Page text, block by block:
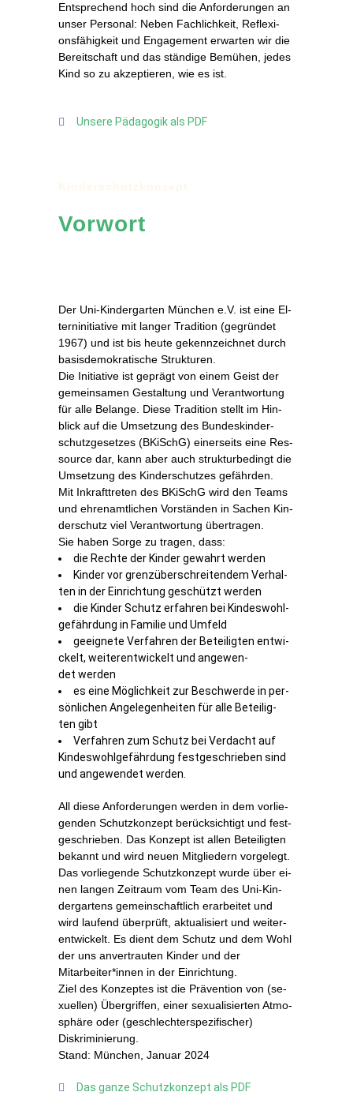
Ent­spre­chend hoch sind die An­for­de­run­gen an
un­ser Per­so­nal: Ne­ben Fach­lich­keit, Re­fle­xi­
ons­fä­hig­keit und En­ga­ge­ment er­war­ten wir die
Be­reit­schaft und das stän­di­ge Be­mü­hen, je­des
Kind so zu ak­zep­tie­ren, wie es ist.
Un­se­re Päd­ago­gik als PDF
Kin­der­schutz­kon­zept
Vor­wort
Der Uni-Kin­der­gar­ten Mün­chen e.V. ist ei­ne El­
tern­in­itia­ti­ve mit lan­ger Tra­di­ti­on (ge­grün­det
1967) und ist bis heu­te ge­kenn­zeich­net durch
ba­sis­de­mo­kra­ti­sche Strukturen.
Die In­itia­ti­ve ist ge­prägt von ei­nem Geist der
ge­mein­sa­men Ge­stal­tung und Ver­ant­wor­tung
für al­le Be­lan­ge. Die­se Tra­di­ti­on stellt im Hin­
blick auf die Um­set­zung des Bun­des­kin­der­
schutz­ge­set­zes (BKiSchG) ei­ner­seits ei­ne Res­
sour­ce dar, kann aber auch struk­tur­be­dingt die
Um­set­zung des Kin­der­schut­zes gefährden.
Mit In­kraft­tre­ten des BKiSchG wird den Teams
und eh­ren­amt­li­chen Vor­stän­den in Sa­chen Kin­
der­schutz viel Ver­ant­wor­tung übertragen.
Sie ha­ben Sor­ge zu tra­gen, dass:
die Rech­te der Kin­der ge­wahrt werden
Kin­der vor grenz­über­schrei­ten­dem Ver­hal­
ten in der Ein­rich­tung ge­schützt werden
die Kin­der Schutz er­fah­ren bei Kin­des­wohl­
ge­fähr­dung in Fa­mi­lie und Umfeld
ge­eig­ne­te Ver­fah­ren der Be­tei­lig­ten ent­wi­
ckelt, wei­ter­ent­wi­ckelt und an­ge­wen­
det werden
es ei­ne Mög­lich­keit zur Be­schwer­de in per­
sön­li­chen An­ge­le­gen­hei­ten für al­le Be­tei­lig­
ten gibt
Ver­fah­ren zum Schutz bei Ver­dacht auf
Kin­des­wohl­ge­fähr­dung fest­ge­schrie­ben sind
und an­ge­wen­det werden.
All die­se An­for­de­run­gen wer­den in dem vor­lie­
gen­den Schutz­kon­zept be­rück­sich­tigt und fest­
ge­schrie­ben. Das Kon­zept ist al­len Be­tei­lig­ten
be­kannt und wird neu­en Mit­glie­dern vorgelegt.
Das vor­lie­gen­de Schutz­kon­zept wur­de über ei­
nen lan­gen Zeit­raum vom Team des Uni-Kin­
der­gar­tens ge­mein­schaft­lich er­ar­bei­tet und
wird lau­fend über­prüft, ak­tua­li­siert und wei­ter­
ent­wi­ckelt. Es dient dem Schutz und dem Wohl
der uns an­ver­trau­ten Kin­der und der
Mitarbeiter*innen in der Einrichtung.
Ziel des Kon­zep­tes ist die Prä­ven­ti­on von (se­
xu­el­len) Über­grif­fen, ei­ner se­xua­li­sier­ten At­mo­
sphä­re oder (ge­schlech­ter­spe­zi­fi­scher)
Diskriminierung.
Stand: Mün­chen, Ja­nu­ar 2024
Das gan­ze Schutz­kon­zept als PDF